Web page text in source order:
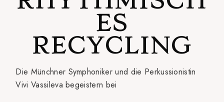
ES
RECYCLING
Die Münchner Symphoniker und die Perkussionistin
Vivi Vassileva begeistern bei